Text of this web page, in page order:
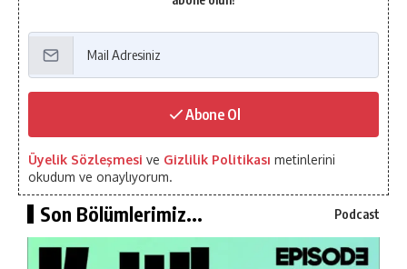
Abone Ol
Üyelik Sözleşmesi ve Gizlilik Politikası metinlerini
okudum ve onaylıyorum.
Son Bölümlerimiz... Podcast